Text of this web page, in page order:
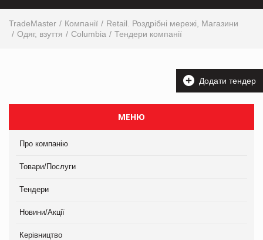
TradeMaster Компанії
Retail. Роздрібні мережі, Магазини
Одяг, взуття
Columbia Тендери компанії
Додати тендер
МЕНЮ
Про компанію
Товари/Послуги
Тендери
Новини/Акції
Керівництво